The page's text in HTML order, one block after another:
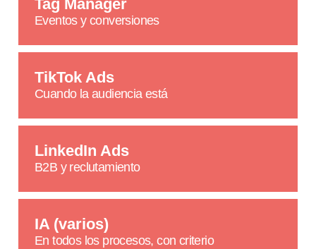
Tag Manager
Eventos y conversiones
TikTok Ads
Cuando la audiencia está
LinkedIn Ads
B2B y reclutamiento
IA (varios)
En todos los procesos, con criterio